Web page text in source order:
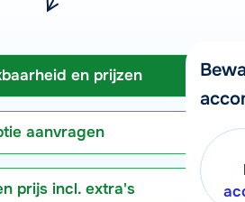
en prijzen
aanvragen
prijs incl. extra's